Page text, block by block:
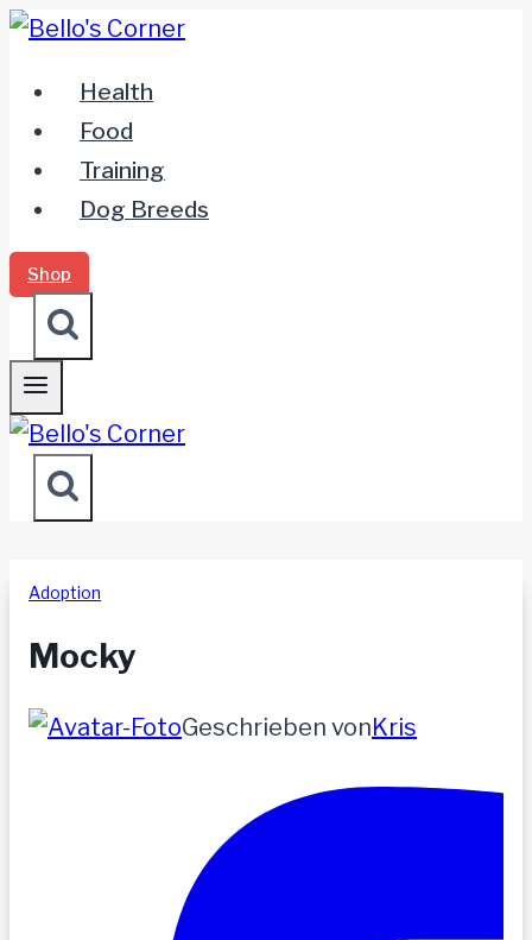
Zum
springenHealth
Food
Training
Dog Breeds
Shop
Adoption
Mocky
Geschrieben vonKris